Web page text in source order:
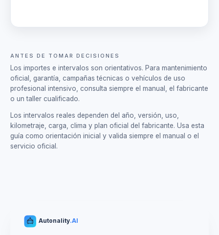
ANTES DE TOMAR DECISIONES
Los importes e intervalos son orientativos. Para mantenimiento
oficial, garantía, campañas técnicas o vehículos de uso
profesional intensivo, consulta siempre el manual, el fabricante
o un taller cualificado.
Los intervalos reales dependen del año, versión, uso,
kilometraje, carga, clima y plan oficial del fabricante. Usa esta
guía como orientación inicial y valida siempre el manual o el
servicio oficial.
Autonality.AI